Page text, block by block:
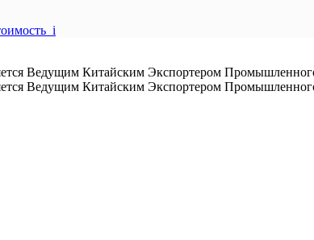
i
Ведущим Китайским Экспортером
Ведущим Китайским Экспортером